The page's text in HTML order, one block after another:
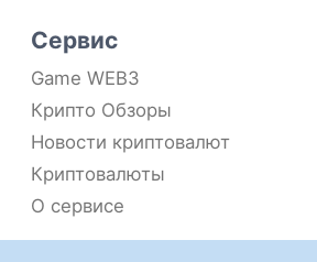
Сервис
Game WEB3
Крипто Обзоры
Новости криптовалют
Криптовалюты
О сервисе